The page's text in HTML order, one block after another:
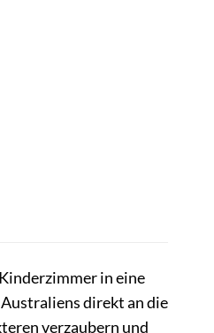
in eine
direkt an die
verzaubern und